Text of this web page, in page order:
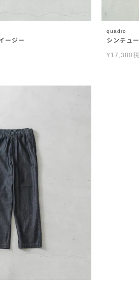
ージー
quadro
シンチュ
¥17,380